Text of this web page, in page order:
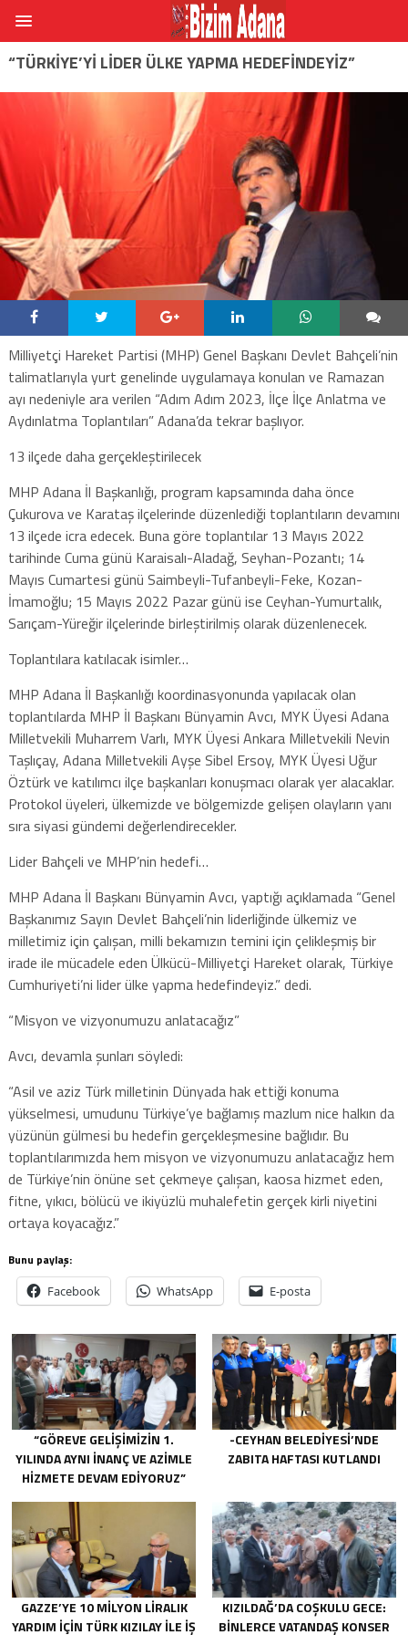
“TÜRKIYE’YI LIDER ÜLKE YAPMA HEDEFINDEYIZ”
Milliyetçi Hareket Partisi (MHP) Genel Başkanı Devlet Bahçeli’nin
talimatlarıyla yurt genelinde uygulamaya konulan ve Ramazan
ayı nedeniyle ara verilen “Adım Adım 2023, İlçe İlçe Anlatma ve
Aydınlatma Toplantıları” Adana’da tekrar başlıyor.
13 ilçede daha gerçekleştirilecek
MHP Adana İl Başkanlığı, program kapsamında daha önce
Çukurova ve Karataş ilçelerinde düzenlediği toplantıların devamını
13 ilçede icra edecek. Buna göre toplantılar 13 Mayıs 2022
tarihinde Cuma günü Karaisalı-Aladağ, Seyhan-Pozantı; 14
Mayıs Cumartesi günü Saimbeyli-Tufanbeyli-Feke, Kozan-
İmamoğlu; 15 Mayıs 2022 Pazar günü ise Ceyhan-Yumurtalık,
Sarıçam-Yüreğir ilçelerinde birleştirilmiş olarak düzenlenecek.
Toplantılara katılacak isimler…
MHP Adana İl Başkanlığı koordinasyonunda yapılacak olan
toplantılarda MHP İl Başkanı Bünyamin Avcı, MYK Üyesi Adana
Milletvekili Muharrem Varlı, MYK Üyesi Ankara Milletvekili Nevin
Taşlıçay, Adana Milletvekili Ayşe Sibel Ersoy, MYK Üyesi Uğur
Öztürk ve katılımcı ilçe başkanları konuşmacı olarak yer alacaklar.
Protokol üyeleri, ülkemizde ve bölgemizde gelişen olayların yanı
sıra siyasi gündemi değerlendirecekler.
Lider Bahçeli ve MHP’nin hedefi…
MHP Adana İl Başkanı Bünyamin Avcı, yaptığı açıklamada “Genel
Başkanımız Sayın Devlet Bahçeli’nin liderliğinde ülkemiz ve
milletimiz için çalışan, milli bekamızın temini için çelikleşmiş bir
irade ile mücadele eden Ülkücü-Milliyetçi Hareket olarak, Türkiye
Cumhuriyeti’ni lider ülke yapma hedefindeyiz.” dedi.
“Misyon ve vizyonumuzu anlatacağız”
Avcı, devamla şunları söyledi:
“Asil ve aziz Türk milletinin Dünyada hak ettiği konuma
yükselmesi, umudunu Türkiye’ye bağlamış mazlum nice halkın da
yüzünün gülmesi bu hedefin gerçekleşmesine bağlıdır. Bu
toplantılarımızda hem misyon ve vizyonumuzu anlatacağız hem
de Türkiye’nin önüne set çekmeye çalışan, kaosa hizmet eden,
fitne, yıkıcı, bölücü ve ikiyüzlü muhalefetin gerçek kirli niyetini
ortaya koyacağız.”
Bunu paylaş:
Facebook WhatsApp E-posta
“GÖREVE GELIŞIMIZIN 1.
YILINDA AYNI INANÇ VE AZIMLE
HIZMETE DEVAM EDIYORUZ”
-CEYHAN BELEDIYESI’NDE
ZABITA HAFTASI KUTLANDI
GAZZE’YE 10 MILYON LIRALIK
YARDIM IÇIN TÜRK KIZILAY ILE IŞ
KIZILDAĞ’DA COŞKULU GECE:
BINLERCE VATANDAŞ KONSER